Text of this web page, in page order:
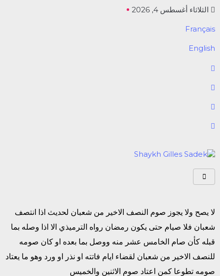
الثلاثاء أغسطس 4, 2026
Français
English
لا يصح ولا يجوز صوم النصف الاخير من شعبان لحديث اذا انتصف
شعبان فلا صيام حتى يكون رمضان رواه الترميذي الا اذا وصله بما
قبله كأن صام الخامس عشر منه ووصل بما بعده او كان صومه
للنصف الاخير من شعبان لقضاء ايام فاتته او نذر او ورد وهو ما يعتاد
صومه تطوعا كمن اعتاد صوم الاثنين والخميس